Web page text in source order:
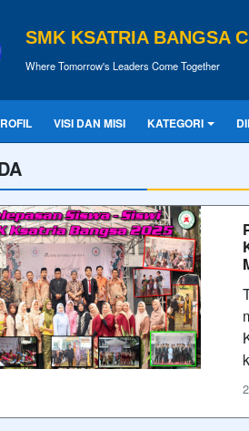
SMK KSATRIA BANGSA
Where Tomorrow's Leaders Come Together
VISI DAN MISI KATEGORI